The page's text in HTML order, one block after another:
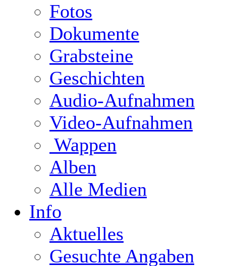
Fotos
Dokumente
Grabsteine
Geschichten
Audio-Aufnahmen
Video-Aufnahmen
Wappen
Alben
Alle Medien
Info
Aktuelles
Gesuchte Angaben